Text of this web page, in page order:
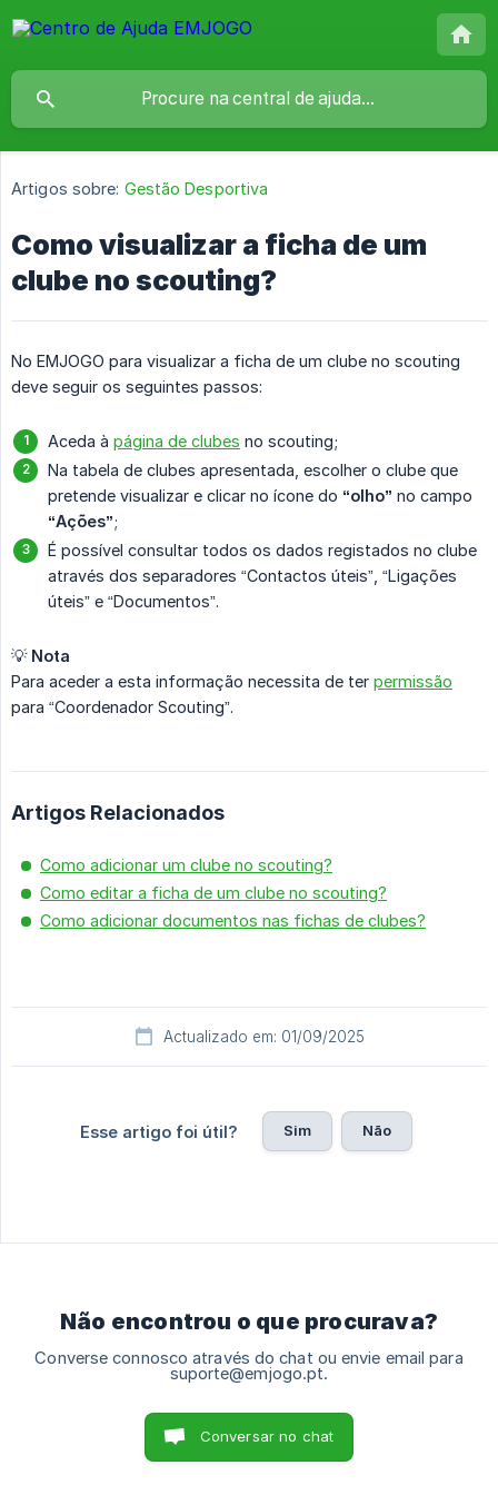
Artigos sobre: Gestão Desportiva
Como visualizar a ficha de um
clube no scouting?
No EMJOGO para visualizar a ficha de um clube no scouting
deve seguir os seguintes passos:
Aceda à página de clubes no scouting;
Na tabela de clubes apresentada, escolher o clube que
pretende visualizar e clicar no ícone do “olho” no campo
“Ações”;
É possível consultar todos os dados registados no clube
através dos separadores “Contactos úteis”, “Ligações
úteis” e “Documentos”.
💡 Nota
Para aceder a esta informação necessita de ter permissão
para “Coordenador Scouting”.
Artigos Relacionados
Como adicionar um clube no scouting?
Como editar a ficha de um clube no scouting?
Como adicionar documentos nas fichas de clubes?
Actualizado em: 01/09/2025
Esse artigo foi útil? Sim Não
Não encontrou o que procurava?
Converse connosco através do chat ou envie email para
suporte@emjogo.pt.
Conversar no chat